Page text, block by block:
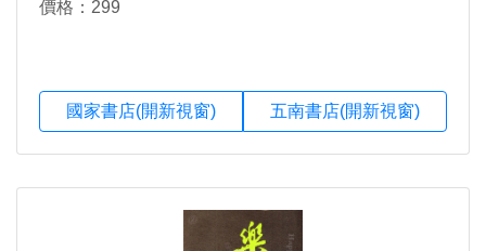
價格：299
國家書店(開新視窗) 五南書店(開新視窗)